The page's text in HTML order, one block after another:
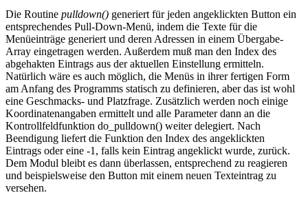
Die Routine pulldown() generiert für jeden angeklickten Button ein
entsprechendes Pull-Down-Menü, indem die Texte für die
Menüeinträge generiert und deren Adressen in einem Übergabe-
Array eingetragen werden. Außerdem muß man den Index des
abgehakten Eintrags aus der aktuellen Einstellung ermitteln.
Natürlich wäre es auch möglich, die Menüs in ihrer fertigen Form
am Anfang des Programms statisch zu definieren, aber das ist wohl
eine Geschmacks- und Platzfrage. Zusätzlich werden noch einige
Koordinatenangaben ermittelt und alle Parameter dann an die
Kontrollfeldfunktion do_pulldown() weiter delegiert. Nach
Beendigung liefert die Funktion den Index des angeklickten
Eintrags oder eine -1, falls kein Eintrag angeklickt wurde, zurück.
Dem Modul bleibt es dann überlassen, entsprechend zu reagieren
und beispielsweise den Button mit einem neuen Texteintrag zu
versehen.